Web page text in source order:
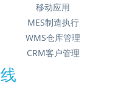
移动应用
MES制造执行
WMS仓库管理
CRM客户管理